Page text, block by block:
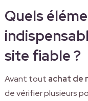
Quels
site fiable ?
Avant tout achat de
de vérifier plusieurs